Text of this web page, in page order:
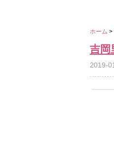
ホーム >
吉岡
2019-